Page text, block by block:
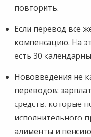
повторить.
Если перевод все
компенсацию. На
есть 30
Нововведения не
переводов:
средств, которые
исполнительного
алименты и